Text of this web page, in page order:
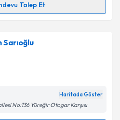
işlenmesine ilişkin
kişisel verilerimin belirtilen
Talep Et
Talebi
Apucuiçin randevu takvimi
uzmandan randevu almanız
e-posta ile
Sarıoğlu
Haritada Göster
No:136 Yüreğir Otogar Karşısı